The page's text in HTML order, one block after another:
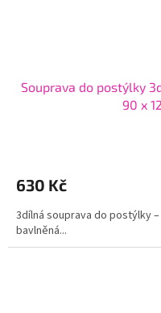
Souprava do postýlky
90 x
630 Kč
3dílná souprava do postýlky
bavlněná...